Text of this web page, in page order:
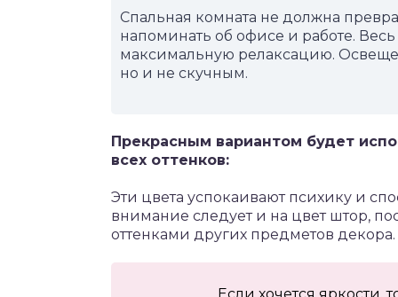
Спальная комната не должна
напоминать об офисе и работе.
максимальную релаксацию.
но и не скучным.
Прекрасным вариантом будет
всех оттенков:
Эти цвета успокаивают психику и
внимание следует и на цвет штор,
оттенками других предметов декора.